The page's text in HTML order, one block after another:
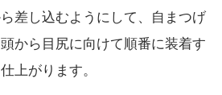
差し込むようにして、自まつげ
から目尻に向けて順番に装着す
上がります。